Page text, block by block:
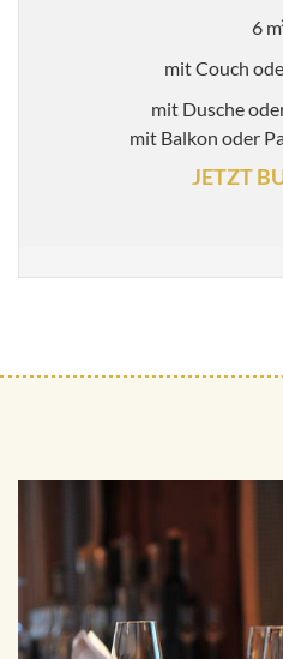
6
mit Couch
mit Dusche
mit Balkon oder
JETZT